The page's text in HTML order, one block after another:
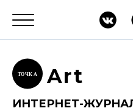
ТОЧК А Art
ИНТЕРНЕТ-